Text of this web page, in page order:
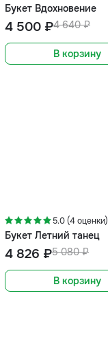
Букет Вдохновение
4 640 ₽
4 500 ₽
В корзину
5.0 (4 оценки)
Букет Летний танец
5 080 ₽
4 826 ₽
В корзину